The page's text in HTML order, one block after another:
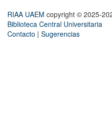
RIAA UAEM copyright © 2025-
Biblioteca Central Universitaria
Contacto | Sugerencias